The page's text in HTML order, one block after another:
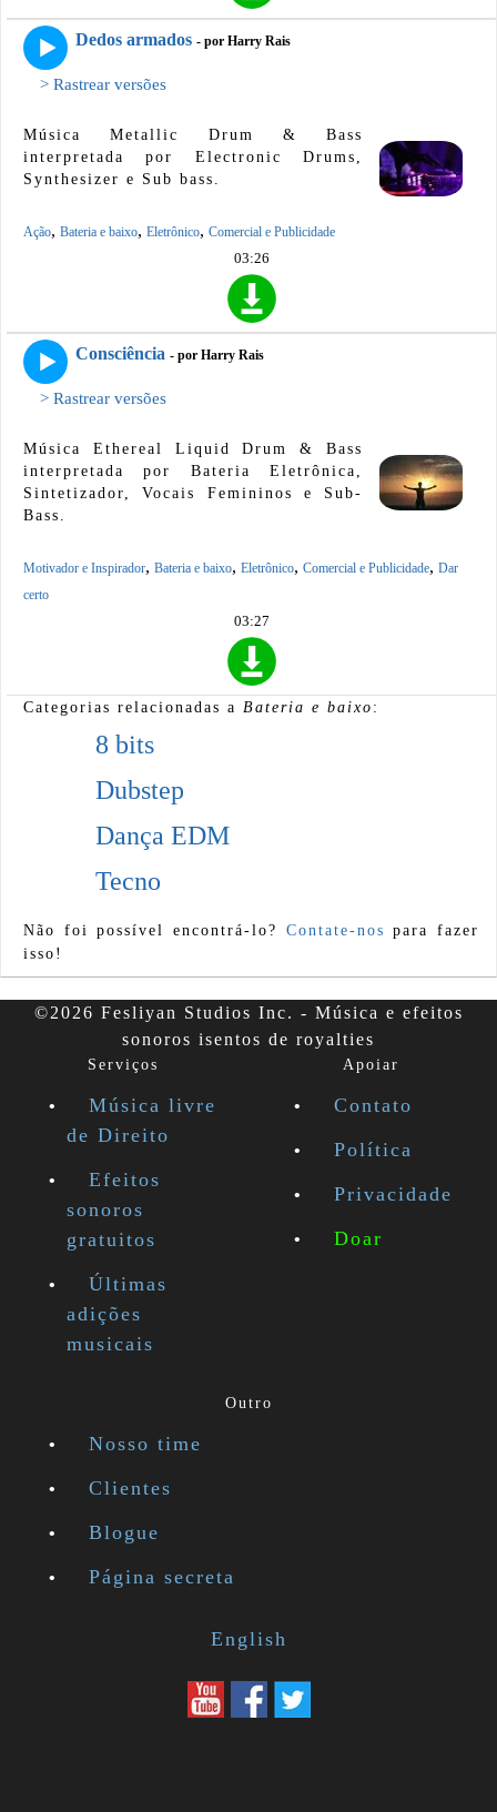
Dedos armados - por Harry Rais
> Rastrear versões
Música Metallic Drum & Bass
interpretada por Electronic Drums,
Synthesizer e Sub bass.
Ação, Bateria e baixo, Eletrônico, Comercial e Publicidade
03:26
Consciência - por Harry Rais
> Rastrear versões
Música Ethereal Liquid Drum & Bass
interpretada por Bateria Eletrônica,
Sintetizador, Vocais Femininos e Sub-
Bass.
Motivador e Inspirador, Bateria e baixo, Eletrônico, Comercial e Publicidade, Dar
certo
03:27
Categorias relacionadas a Bateria e baixo :
8 bits
Dubstep
Dança EDM
Tecno
Não foi possível encontrá-lo? Contate-nos para fazer
isso!
©2026 Fesliyan Studios Inc. - Música e efeitos
sonoros isentos de royalties
Serviços
Música livre
de Direito
Efeitos
sonoros
gratuitos
Últimas
adições
musicais
Apoiar
Contato
Política
Privacidade
Doar
Outro
Nosso time
Clientes
Blogue
Página secreta
English